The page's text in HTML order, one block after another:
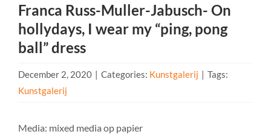
Franca Russ-Muller-Jabusch- On
hollydays, I wear my “ping, pong
ball” dress
December 2, 2020 | Categories: Kunstgalerij | Tags:
Kunstgalerij
Media: mixed media op papier